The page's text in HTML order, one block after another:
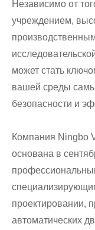
Независимо от
учреждением,
может стать
вашей среды
безопасности и
Компания Ningbo
основана в
проектировании,
автоматических